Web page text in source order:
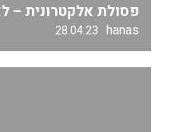
פסולת אלקטרונית –
hanas
28.04.23